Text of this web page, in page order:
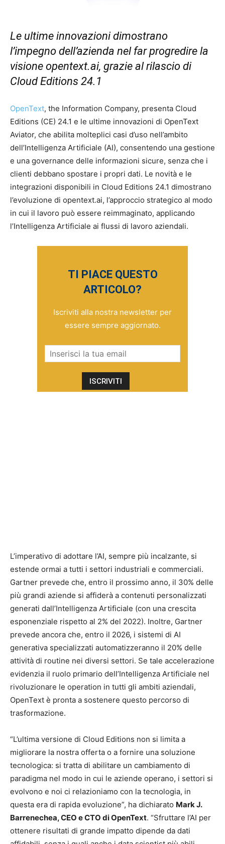
Le ultime innovazioni dimostrano
l’impegno dell’azienda nel far progredire la
visione opentext.ai, grazie al rilascio di
Cloud Editions 24.1
OpenText, the Information Company, presenta Cloud
Editions (CE) 24.1 e le ultime innovazioni di OpenText
Aviator, che abilita molteplici casi d’uso nell’ambito
dell’Intelligenza Artificiale (AI), consentendo una gestione
e una governance delle informazioni sicure, senza che i
clienti debbano spostare i propri dati. Le novità e le
integrazioni disponibili in Cloud Editions 24.1 dimostrano
l’evoluzione di opentext.ai, l’approccio strategico al modo
in cui il lavoro può essere reimmaginato, applicando
l’Intelligenza Artificiale ai flussi di lavoro aziendali.
TI PIACE QUESTO
ARTICOLO?
Iscriviti alla nostra newsletter per
essere sempre aggiornato.
L’imperativo di adottare l’AI, sempre più incalzante, si
estende ormai a tutti i settori industriali e commerciali.
Gartner prevede che, entro il prossimo anno, il 30% delle
più grandi aziende si affiderà a contenuti personalizzati
generati dall’Intelligenza Artificiale (con una crescita
esponenziale rispetto al 2% del 2022). Inoltre, Gartner
prevede ancora che, entro il 2026, i sistemi di AI
generativa specializzati automatizzeranno il 20% delle
attività di routine nei diversi settori. Se tale accelerazione
evidenzia il ruolo primario dell’Intelligenza Artificiale nel
rivoluzionare le operation in tutti gli ambiti aziendali,
OpenText è pronta a sostenere questo percorso di
trasformazione.
“L’ultima versione di Cloud Editions non si limita a
migliorare la nostra offerta o a fornire una soluzione
tecnologica: si tratta di abilitare un cambiamento di
paradigma nel modo in cui le aziende operano, i settori si
evolvono e noi ci relazioniamo con la tecnologia, in
questa era di rapida evoluzione”, ha dichiarato Mark J.
Barrenechea, CEO e CTO di OpenText. “Sfruttare l’AI per
ottenere risultati di grande impatto dipende da dati